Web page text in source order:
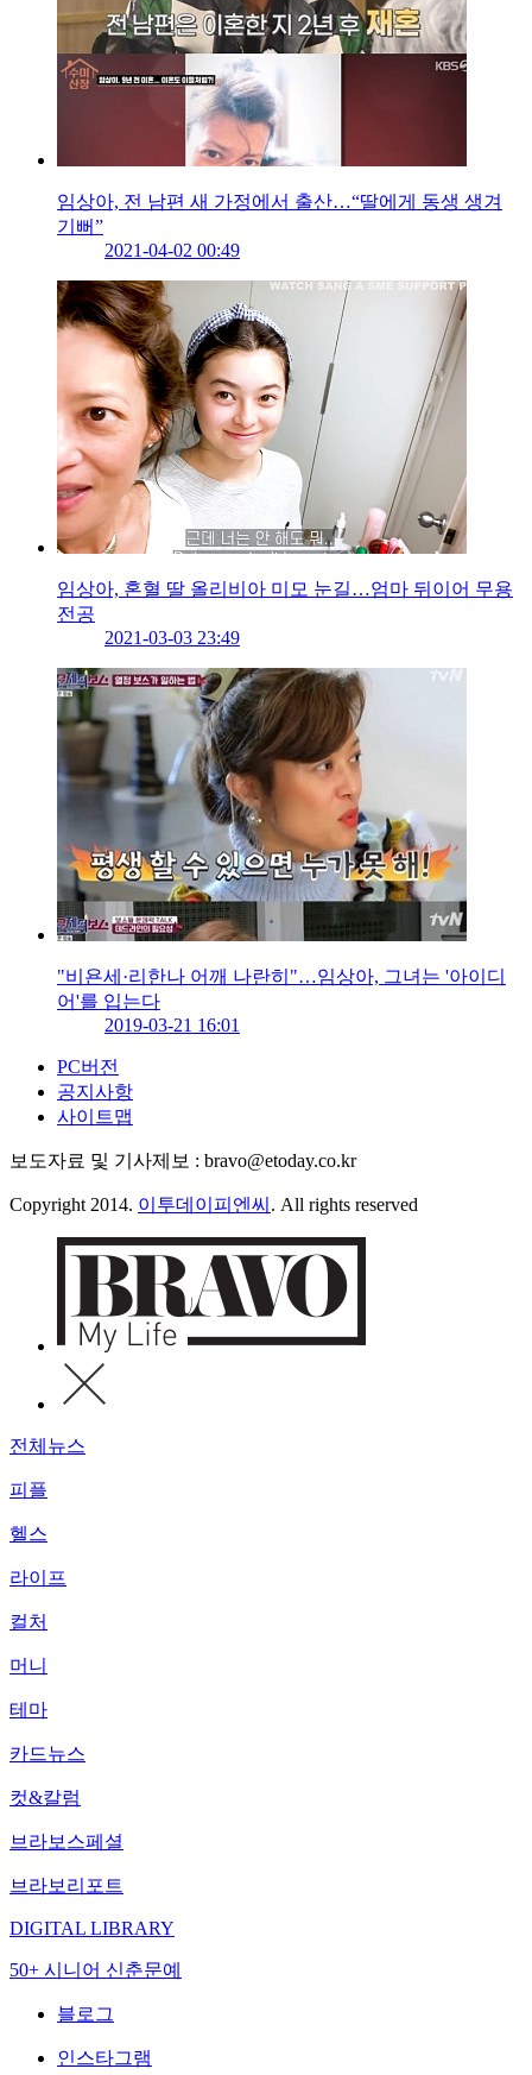
임상아, 전 남편 새 가정에서 출산…“딸에게 동생 생겨
기뻐”
2021-04-02 00:49
임상아, 혼혈 딸 올리비아 미모 눈길…엄마 뒤이어 무용
전공
2021-03-03 23:49
"비욘세·리한나 어깨 나란히"…임상아, 그녀는 '아이디
어'를 입는다
2019-03-21 16:01
PC버전
공지사항
사이트맵
보도자료 및 기사제보 : bravo@etoday.co.kr
Copyright 2014. 이투데이피엔씨 . All rights reserved
전체뉴스
피플
헬스
라이프
컬처
머니
테마
카드뉴스
컷&칼럼
브라보스페셜
브라보리포트
DIGITAL LIBRARY
50+ 시니어 신춘문예
블로그
인스타그램